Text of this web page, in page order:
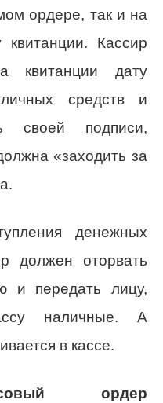
ордере, так и на
Кассир
квитанции дату
средств и
своей подписи,
«заходить за
денежных
должен оторвать
и передать лицу,
наличные. А
в кассе.
ордер